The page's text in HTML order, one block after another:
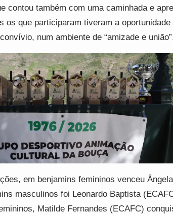
contou também com uma caminhada e
os que participaram tiveram a oportunidade
num ambiente de “amizade e
em benjamins femininos venceu
masculinos foi Leonardo Baptista
Matilde Fernandes (ECAFC)